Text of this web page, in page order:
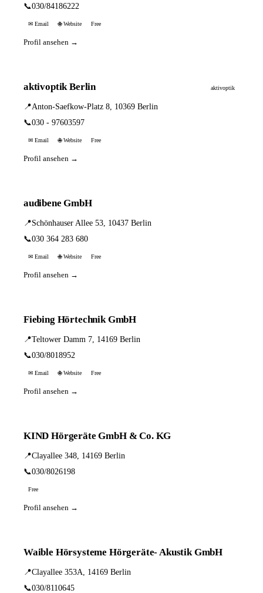
📞030/84186222
✉ Email 🌐 Website Free
Profil ansehen →
aktivoptik Berlin aktivoptik
📍Anton-Saefkow-Platz 8, 10369 Berlin
📞030 - 97603597
✉ Email 🌐 Website Free
Profil ansehen →
audibene GmbH
📍Schönhauser Allee 53, 10437 Berlin
📞030 364 283 680
✉ Email 🌐 Website Free
Profil ansehen →
Fiebing Hörtechnik GmbH
📍Teltower Damm 7, 14169 Berlin
📞030/8018952
✉ Email 🌐 Website Free
Profil ansehen →
KIND Hörgeräte GmbH & Co. KG
📍Clayallee 348, 14169 Berlin
📞030/8026198
Free
Profil ansehen →
Waible Hörsysteme Hörgeräte- Akustik GmbH
📍Clayallee 353A, 14169 Berlin
📞030/8110645